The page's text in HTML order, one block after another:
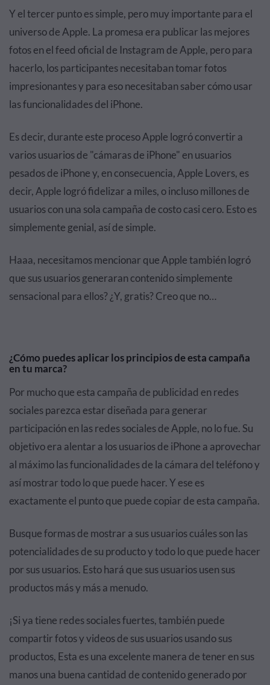
Y el tercer punto es simple, pero muy importante para el
universo de Apple. La promesa era publicar las mejores
fotos en el feed oficial de Instagram de Apple, pero para
hacerlo, los participantes necesitaban tomar fotos
impresionantes y para eso necesitaban saber cómo usar
las funcionalidades del iPhone.
Es decir, durante este proceso Apple logró convertir a
varios usuarios de "cámaras de iPhone" en usuarios
pesados de iPhone y, en consecuencia, Apple Lovers, es
decir, Apple logró fidelizar a miles, o incluso millones de
usuarios con una sola campaña de costo casi cero. Esto es
simplemente genial, así de simple.
Haaa, necesitamos mencionar que Apple también logró
que sus usuarios generaran contenido simplemente
sensacional para ellos? ¿Y, gratis? Creo que no…
¿Cómo puedes aplicar los principios de esta campaña
en tu marca?
Por mucho que esta campaña de publicidad en redes
sociales parezca estar diseñada para generar
participación en las redes sociales de Apple, no lo fue. Su
objetivo era alentar a los usuarios de iPhone a aprovechar
al máximo las funcionalidades de la cámara del teléfono y
así mostrar todo lo que puede hacer. Y ese es
exactamente el punto que puede copiar de esta campaña.
Busque formas de mostrar a sus usuarios cuáles son las
potencialidades de su producto y todo lo que puede hacer
por sus usuarios. Esto hará que sus usuarios usen sus
productos más y más a menudo.
¡Si ya tiene redes sociales fuertes, también puede
compartir fotos y videos de sus usuarios usando sus
productos, Esta es una excelente manera de tener en sus
manos una buena cantidad de contenido generado por